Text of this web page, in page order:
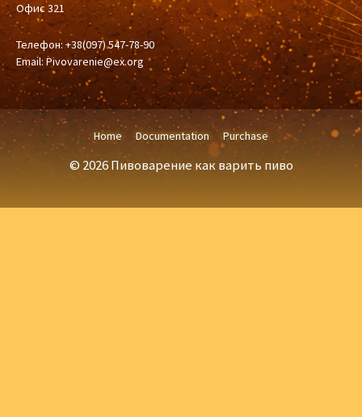
Офис 321
Телефон: +38(097) 547-78-90
Email: Pivovarenie@ex.org
Home Documentation Purchase
© 2026 Пивоварение как варить пиво